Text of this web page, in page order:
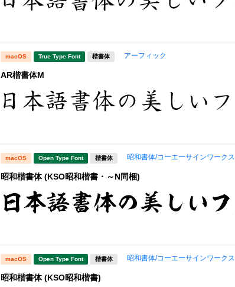
macOS True Type Font 楷書体 アーフィック
AR楷書体M
macOS Open Type Font 楷書体 昭和書体/コーエーサインワークス
昭和楷書体 (KSO昭和楷書・～N同梱)
macOS Open Type Font 楷書体 昭和書体/コーエーサインワークス
昭和楷書体 (KSO昭和楷書)